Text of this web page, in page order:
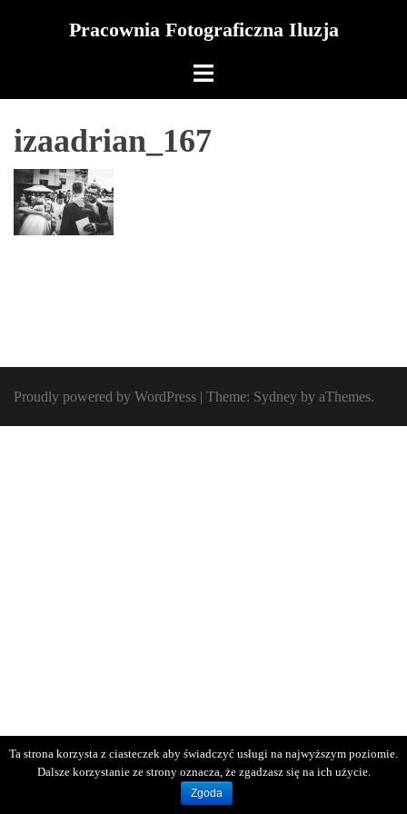
Pracownia Fotograficzna Iluzja
izaadrian_167
Proudly powered by WordPress | Theme: Sydney by aThemes.
Ta strona korzysta z ciasteczek aby świadczyć usługi na najwyższym poziomie.
Dalsze korzystanie ze strony oznacza, że zgadzasz się na ich użycie.
Zgoda